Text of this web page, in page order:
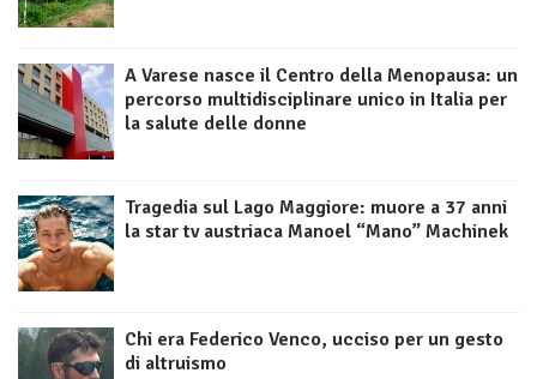
A Varese nasce il Centro della Menopausa: un
percorso multidisciplinare unico in Italia per
la salute delle donne
Tragedia sul Lago Maggiore: muore a 37 anni
la star tv austriaca Manoel “Mano” Machinek
Chi era Federico Venco, ucciso per un gesto
di altruismo